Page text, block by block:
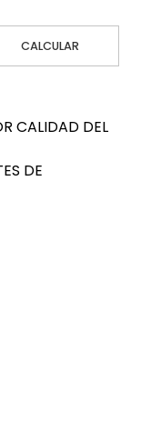
CALCULAR
CALIDAD DEL
DE